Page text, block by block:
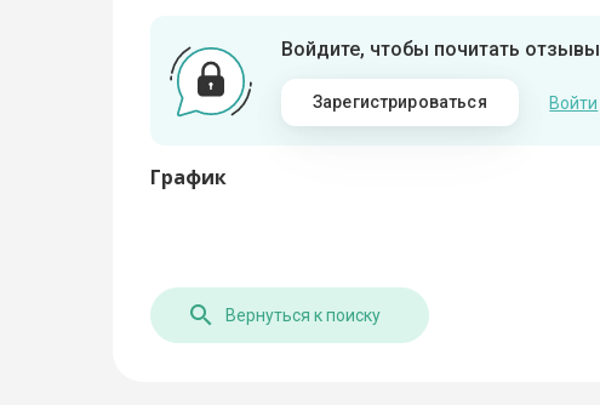
Войдите, чтобы почитать отзывы
Зарегистрироваться Войти
График
Вернуться к поиску